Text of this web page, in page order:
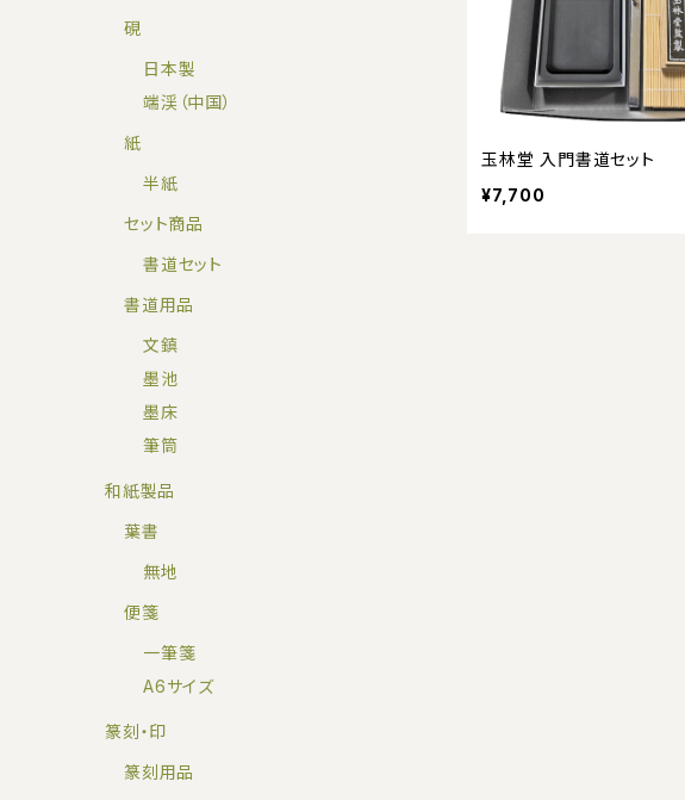
玉林堂 入門書道セット
¥7,700
硯
日本製
端渓（中国）
紙
半紙
セット商品
書道セット
書道用品
文鎮
墨池
墨床
筆筒
和紙製品
葉書
無地
便箋
一筆箋
A6サイズ
篆刻・印
篆刻用品